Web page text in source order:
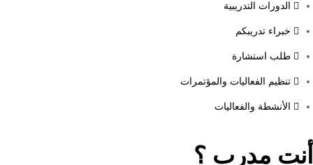
الدورات التدريبية
خبراء تدريبكم
طلب استشارة
تنظيم الفعاليات والمؤتمرات
الأنشطة والفعاليات
أنت مدرب ؟